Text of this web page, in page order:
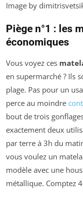
Image by
Piège n°1 : les
économiques
Vous voyez ces
en supermarché ? Ils
plage. Pas pour un
perce au moindre
bout de trois
exactement deux
par terre à 3h du
vous voulez un
modèle avec une
métallique. Comptez